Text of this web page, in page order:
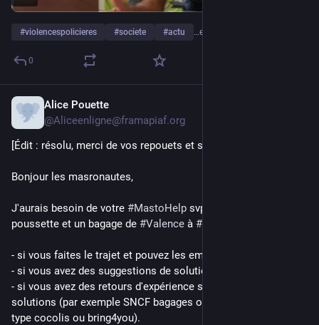
#violencespolicieres #societe #actu …et 3 de plus
0
Alice Pouette
@Aliceenligne@framapiaf.org
[Édit : résolu, merci de vos repouets et suggestions !]
Bonjour les masronautes,
J'aurais besoin de votre #MastoHelp svp pour faire venir une
poussette et un bagage de #Valence à #
- si vous faites le trajet et pouvez les embarquer ;
- si vous avez des suggestions de solutions ;
- si vous avez des retours d'expérience sur de possibles
solutions (par exemple SNCF bagages ou covoiturage de colis
type cocolis ou bring4you).